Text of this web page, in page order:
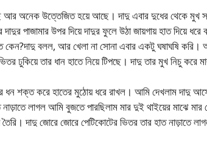
আর অনেক উত্তেজিত হয়ে আছে। দাদু এবার দুধের থেকে মুখ
পাজামার উপর দিয়ে দাদুর ফুলে উঠা জায়গায় হাত দিয়ে
বলল, আর খেলা না সোনা এবার একটু ঘষাঘষি করি।
ঢুকিয়ে তার ধান হাতে নিয়ে টিপছে। দাদু তার মুখ নিচু করে
ধন শক্ত করে হাতের মুঠোয় ধরে রাখল। আমি দেখলাম দাদু
লাগল আমি বুজতে পারছিলাম মার দুই থাইয়ের মাঝে মার
দাদু জোরে জোরে পেটিকোটের ভিতর তার হাত নাড়াতে